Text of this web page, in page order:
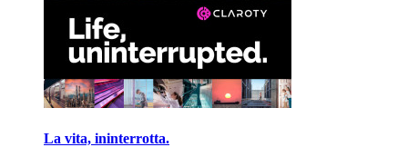
La vita, ininterrotta.